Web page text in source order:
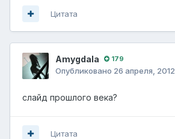
Цитата
Amygdala 179
Опубликовано 26 апреля, 2012
слайд прошлого века?
Цитата